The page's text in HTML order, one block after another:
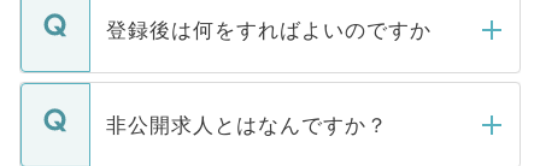
登録後は何をすればよいのですか
ご登録いただきましたら、弊社担当者がご
登録内容を確認し、その後メールもしくは
非公開求人とはなんですか？